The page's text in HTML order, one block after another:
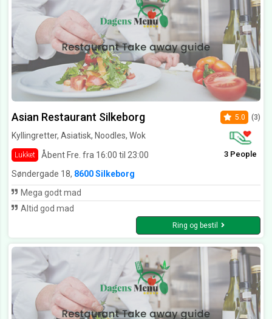
Asian Restaurant Silkeborg
Kyllingretter, Asiatisk, Noodles, Wok
Lukket Åbent Fre. fra 16:00 til 23:00
5.0 (3)
3 People
Søndergade 18, 8600 Silkeborg
Mega godt mad
Altid god mad
Ring og bestil